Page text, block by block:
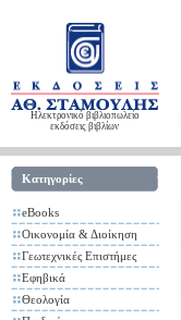
Ηλεκτρονικό βιβλιοπωλείο
εκδόσεις βιβλίων
Κατηγορίες
eBooks
Οικονομία & Διοίκηση
Γεωτεχνικές Επιστήμες
Εφηβικά
Θεολογία